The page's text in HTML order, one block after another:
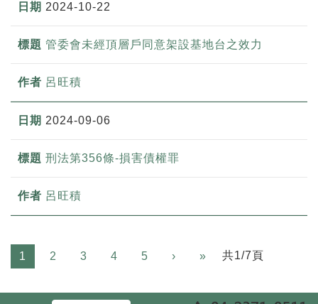
2024-10-22
管委會未經頂層戶同意架設基地台之效力
呂旺積
2024-09-06
刑法第356條-損害債權罪
呂旺積
1 2 3 4 5 › » Next共1/7頁